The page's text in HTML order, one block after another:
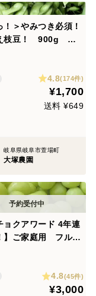
！＞やみつき必須！
枝豆！ 900g
4.8(174件)
¥1,700
送料 ¥649
岐阜県岐阜市萱場町
大塚農園
ョクアワード 4年連
】ご家庭用 フルー
4.8(45件)
¥3,000